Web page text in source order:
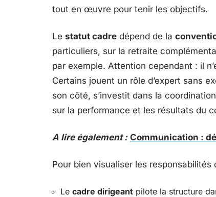
tout en œuvre pour tenir les objectifs.
Le statut cadre dépend de la
particuliers, sur la retraite
par exemple. Attention cependant : il
Certains jouent un rôle d’expert sans
son côté, s’investit dans la
sur la performance et les résultats du
A lire également : Communication :
Pour bien visualiser les
Le cadre dirigeant pilote la structure